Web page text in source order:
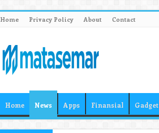
Home Privacy Policy About Contact
Home News Apps Finansial Gadget